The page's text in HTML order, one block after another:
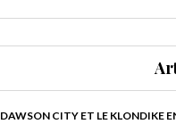
DAWSON CITY ET LE KLONDIKE